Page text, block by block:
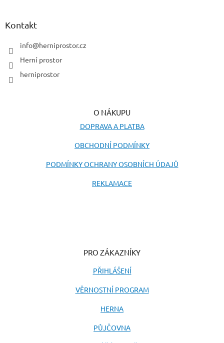
Kontakt
info@herniprostor.cz
Herní prostor
herniprostor
O NÁKUPU
DOPRAVA A PLATBA
OBCHODNÍ PODMÍNKY
PODMÍNKY OCHRANY OSOBNÍCH ÚDAJŮ
REKLAMACE
PRO ZÁKAZNÍKY
PŘIHLÁŠENÍ
VĚRNOSTNÍ PROGRAM
HERNA
PŮJČOVNA